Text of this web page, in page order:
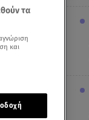
τα
και